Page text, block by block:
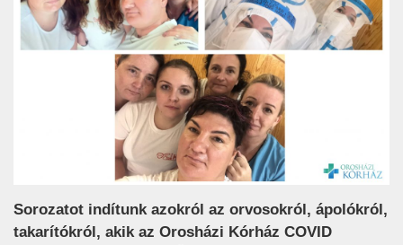
Sorozatot indítunk azokról az orvosokról, ápolókról,
takarítókról, akik az Orosházi Kórház COVID